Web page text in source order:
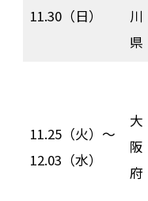
11.30（日）
川
県
11.25（火）〜
12.03（水）
大
阪
府